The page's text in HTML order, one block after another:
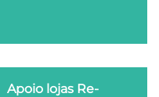
Apoio lojas Re-